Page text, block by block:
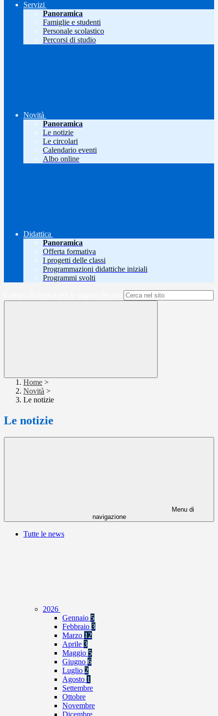
Servizi
Panoramica
Famiglie e studenti
Personale scolastico
Percorsi di studio
Novità
Panoramica
Le notizie
Le circolari
Calendario eventi
Albo online
Didattica
Panoramica
Offerta formativa
I progetti delle classi
Programmazioni didattiche iniziali
Programmi svolti
Home >
Novità >
Le notizie
Le notizie
Menu di
navigazione
Tutte le news
2026
Gennaio 5
Febbraio 3
Marzo 12
Aprile 3
Maggio 5
Giugno 6
Luglio 2
Agosto 1
Settembre
Ottobre
Novembre